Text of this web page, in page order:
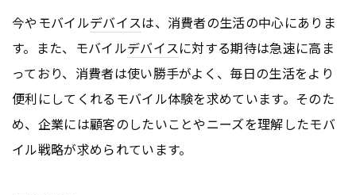
今やモバイルデバイスは、消費者の生活の中心にありま
す。また、モバイルデバイスに対する期待は急速に高ま
っており、消費者は使い勝手がよく、毎日の生活をより
便利にしてくれるモバイル体験を求めています。そのた
め、企業には顧客のしたいことやニーズを理解したモバ
イル戦略が求められています。